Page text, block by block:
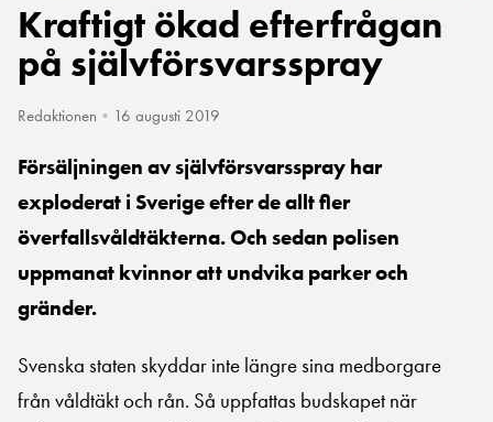
Kraftigt ökad efterfrågan
på självförsvarsspray
Redaktionen • 16 augusti 2019
Försäljningen av självförsvarsspray har
exploderat i Sverige efter de allt fler
överfallsvåldtäkterna. Och sedan polisen
uppmanat kvinnor att undvika parker och
gränder.
Svenska staten skyddar inte längre sina medborgare
från våldtäkt och rån. Så uppfattas budskapet när